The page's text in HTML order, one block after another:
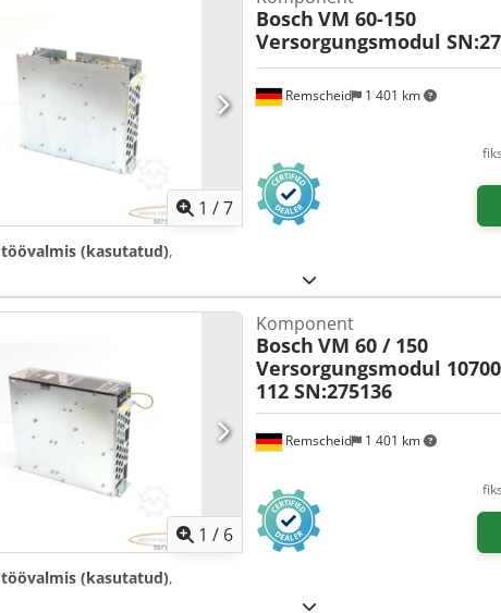
1 /7
Remscheid 1 401 km
Bosch VM 60-150
Versorgungsmodul
töövalmis (kasutatud),
1 / 6
Remscheid 1 401 km
Komponent
Bosch VM 60 / 150
Versorgungsmodul
112 SN:275136
töövalmis (kasutatud),